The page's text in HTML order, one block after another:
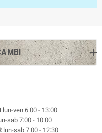
lun-ven 6:00 - 13:00
sab 7:00 - 10:00
lun-sab 7:00 - 12:30